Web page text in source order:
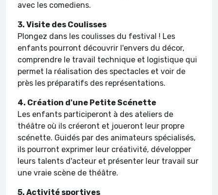
avec les comediens.
3. Visite des Coulisses
Plongez dans les coulisses du festival ! Les
enfants pourront découvrir l'envers du décor,
comprendre le travail technique et logistique qui
permet la réalisation des spectacles et voir de
près les préparatifs des représentations.
4. Création d'une Petite Scénette
Les enfants participeront à des ateliers de
théâtre où ils créeront et joueront leur propre
scénette. Guidés par des animateurs spécialisés,
ils pourront exprimer leur créativité, développer
leurs talents d'acteur et présenter leur travail sur
une vraie scène de théâtre.
5. Activité sportives